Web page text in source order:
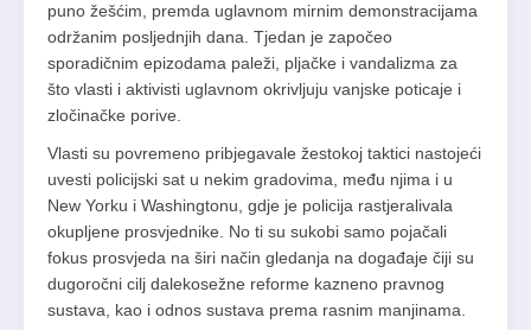
puno žešćim, premda uglavnom mirnim demonstracijama
održanim posljednjih dana. Tjedan je započeo
sporadičnim epizodama paleži, pljačke i vandalizma za
što vlasti i aktivisti uglavnom okrivljuju vanjske poticaje i
zločinačke porive.
Vlasti su povremeno pribjegavale žestokoj taktici nastojeći
uvesti policijski sat u nekim gradovima, među njima i u
New Yorku i Washingtonu, gdje je policija rastjeralivala
okupljene prosvjednike. No ti su sukobi samo pojačali
fokus prosvjeda na širi način gledanja na događaje čiji su
dugoročni cilj dalekosežne reforme kazneno pravnog
sustava, kao i odnos sustava prema rasnim manjinama.